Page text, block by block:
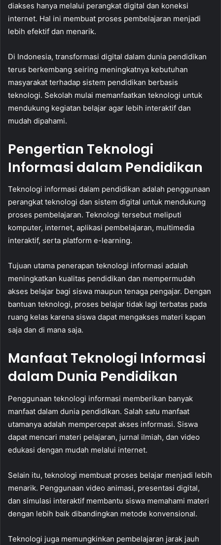
diakses hanya melalui perangkat digital dan koneksi
internet. Hal ini membuat proses pembelajaran menjadi
lebih efektif dan menarik.
Di Indonesia, transformasi digital dalam dunia pendidikan
terus berkembang seiring meningkatnya kebutuhan
masyarakat terhadap sistem pendidikan berbasis
teknologi. Sekolah mulai memanfaatkan teknologi untuk
mendukung kegiatan belajar agar lebih interaktif dan
mudah dipahami.
Pengertian Teknologi
Informasi dalam Pendidikan
Teknologi informasi dalam pendidikan adalah penggunaan
perangkat teknologi dan sistem digital untuk mendukung
proses pembelajaran. Teknologi tersebut meliputi
komputer, internet, aplikasi pembelajaran, multimedia
interaktif, serta platform e-learning.
Tujuan utama penerapan teknologi informasi adalah
meningkatkan kualitas pendidikan dan mempermudah
akses belajar bagi siswa maupun tenaga pengajar. Dengan
bantuan teknologi, proses belajar tidak lagi terbatas pada
ruang kelas karena siswa dapat mengakses materi kapan
saja dan di mana saja.
Manfaat Teknologi Informasi
dalam Dunia Pendidikan
Penggunaan teknologi informasi memberikan banyak
manfaat dalam dunia pendidikan. Salah satu manfaat
utamanya adalah mempercepat akses informasi. Siswa
dapat mencari materi pelajaran, jurnal ilmiah, dan video
edukasi dengan mudah melalui internet.
Selain itu, teknologi membuat proses belajar menjadi lebih
menarik. Penggunaan video animasi, presentasi digital,
dan simulasi interaktif membantu siswa memahami materi
dengan lebih baik dibandingkan metode konvensional.
Teknologi juga memungkinkan pembelajaran jarak jauh